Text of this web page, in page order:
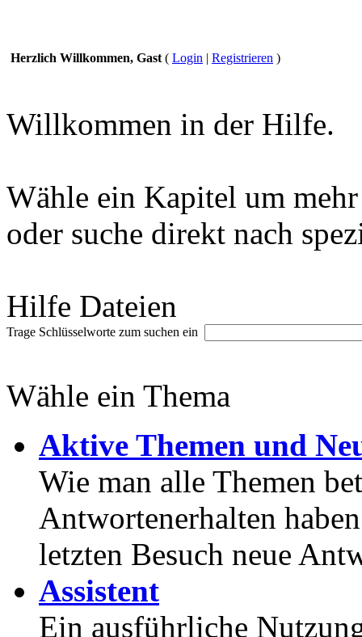
Herzlich Willkommen, Gast ( Login | Registrieren )
Willkommen in der Hilfe.
Wähle ein Kapitel um
oder suche direkt nach
Hilfe Dateien
Trage Schlüsselworte zum suchen ein
Wähle ein Thema
Aktive Themen und
Wie man alle Themen
Antwortenerhalten
letzten Besuch neue
Assistent
Ein ausführliche